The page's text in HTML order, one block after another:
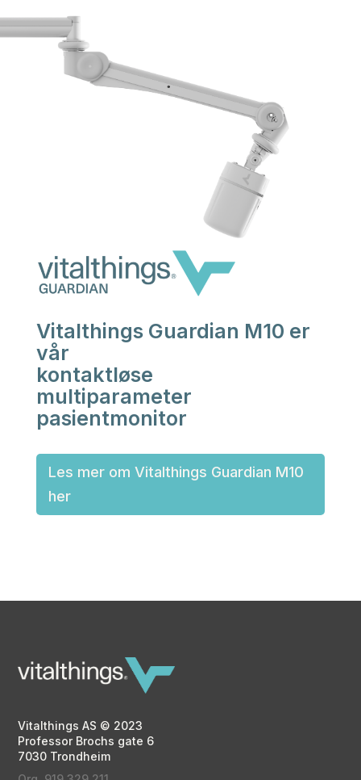
Vitalthings Guardian M10 er
vår
kontaktløse
multiparameter
pasientmonitor
Les mer om Vitalthings Guardian M10
her
Vitalthings AS © 2023
Professor Brochs gate 6
7030 Trondheim